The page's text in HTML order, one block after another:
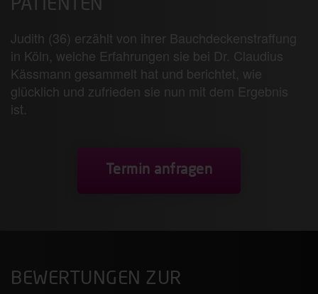
PATIENTEN
Judith (36) erzählt von ihrer Bauchdeckenstraffung
in Köln, welche Erfahrungen sie bei Dr. Claudius
Kässmann gesammelt hat und berichtet, wie
glücklich und zufrieden sie nun mit dem Ergebnis
ist.
Termin anfragen
BEWERTUNGEN ZUR